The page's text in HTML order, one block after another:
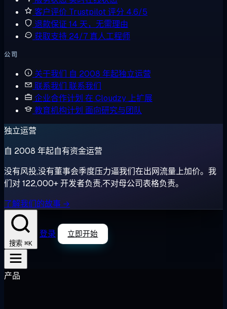
客户评价 Trustpilot 评分 4.6/5
退款保证 14 天，无需理由
获取支持 24/7 真人工程师
公司
关于我们 自 2008 年起独立运营
联系我们 联系我们
企业合作计划 在 Cloudzy 上扩展
教育机构计划 面向研究与团队
独立运营
自 2008 年起自有资金运营
没有风投,没有董事会季度压力逼我们在出网流量上加价。我
们对 122,000+ 开发者负责,不对母公司表格负责。
了解我们的故事 →
搜索 ⌘K
登录 立即开始
产品